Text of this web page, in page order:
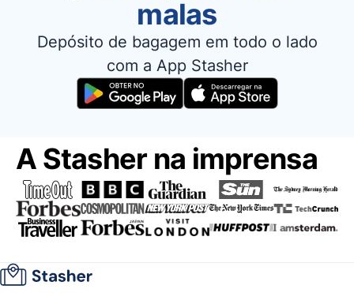
malas
Depósito de bagagem em todo o lado
com a App Stasher
A Stasher na imprensa